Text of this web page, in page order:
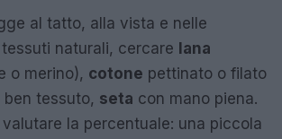
al tatto, alla vista e nelle
naturali, cercare lana
o merino), cotone pettinato o filato
ben tessuto, seta con mano piena.
valutare la percentuale: una piccola